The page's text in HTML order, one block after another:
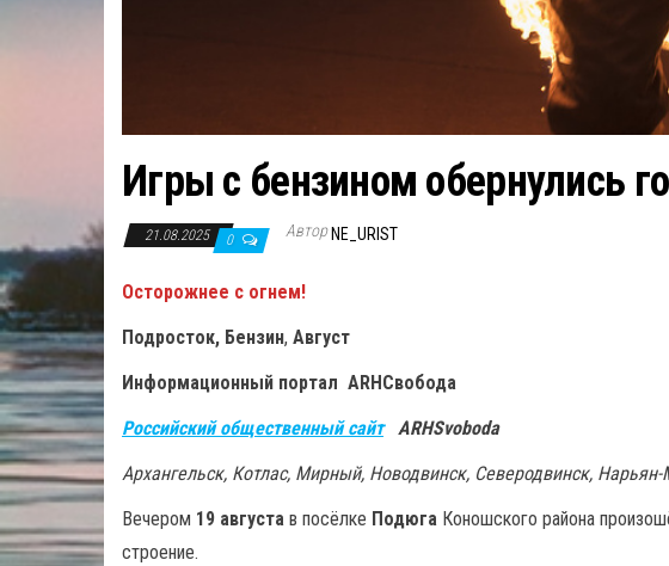
Игры с бензином обернулись
21.08.2025 0 Автор NE_URIST
Осторожнее с огнем!
Подросток, Бензин, Август
Информационный портал ARHСвобода
Российский общественный сайтARHSvoboda
Архангельск, Котлас, Мирный, Новодвинск, Северодвинск,
Вечером 19 августа в посёлке Подюга Коношского района
строение.